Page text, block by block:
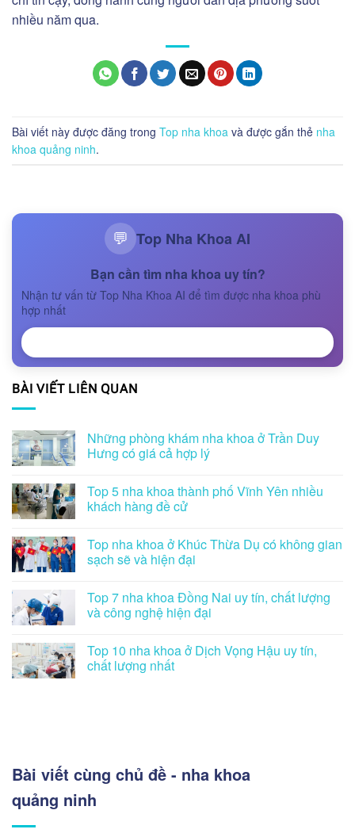
nhiều năm qua.
Bài viết này được đăng trong Top nha khoa và được gắn thẻ nha
khoa quảng ninh.
💬 Top Nha Khoa AI
Bạn cần tìm nha khoa uy tín?
Nhận tư vấn từ Top Nha Khoa AI để tìm được nha khoa phù
hợp nhất
BÀI VIẾT LIÊN QUAN
Những phòng khám nha khoa ở Trần Duy
Hưng có giá cả hợp lý
Top 5 nha khoa thành phố Vĩnh Yên nhiều
khách hàng đề cử
Top nha khoa ở Khúc Thừa Dụ có không gian
sạch sẽ và hiện đại
Top 7 nha khoa Đồng Nai uy tín, chất lượng
và công nghệ hiện đại
Top 10 nha khoa ở Dịch Vọng Hậu uy tín,
chất lượng nhất
Bài viết cùng chủ đề - nha khoa
quảng ninh